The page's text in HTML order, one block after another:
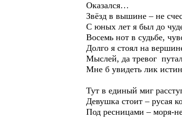
Оказался…
Звёзд в вышине – не
С юных лет я был до
Восемь нот в судьбе,
Долго я стоял на
Мыслей, да тревог
Мне б увидеть лик
Тут в единый миг
Девушка стоит – русая
Под ресницами – моря-